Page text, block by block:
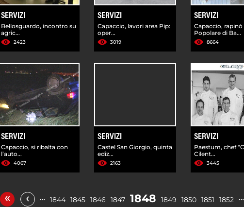
SERVIZI
Bellosguardo, incontro su
agric...
2423
SERVIZI
Capaccio, lavori area Pip:
oper...
3019
SERVIZI
Capaccio, rapinò
Popolare di Ba...
8664
SERVIZI
Capaccio, si ribalta con
l’auto...
4067
SERVIZI
Castel San Giorgio, quinta
ediz...
2163
SERVIZI
Paestum, chef
Cilent...
3445
« ‹ … 1844 1845 1846 1847 1848 1849 1850 1851 1852 …